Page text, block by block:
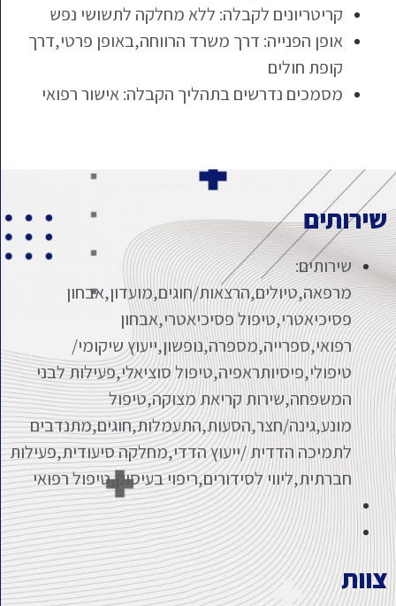
קריטריונים לקבלה: ללא מחלקה לתשושי נפש
אופן הפנייה: דרך משרד הרווחה,באופן פרטי,דרך
קופת חולים
מסמכים נדרשים בתהליך הקבלה: אישור רפואי
שירותים
שירותים:
מרפאה,טיולים,הרצאות/חוגים,מועדון,אבחון
פסיכיאטרי,טיפול פסיכיאטרי,אבחון
רפואי,ספרייה,מספרה,נופשון,ייעוץ שיקומי/
טיפולי,פיסיותראפיה,טיפול סוציאלי,פעילות לבני
המשפחה,שירות קריאת מצוקה,טיפול
מונע,גינה/חצר,הסעות,התעמלות,חוגים,מתנדבים
לתמיכה הדדית /ייעוץ הדדי,מחלקה סיעודית,פעילות
חברתית,ליווי לסידורים,ריפוי בעיסוק,טיפול רפואי
צוות